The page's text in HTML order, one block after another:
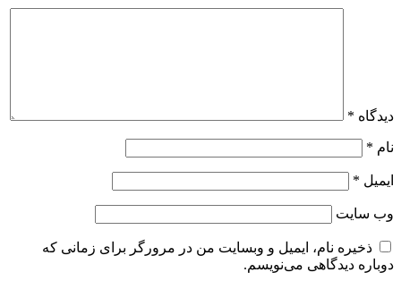
دیدگاه *
نام *
ایمیل *
وب‌ سایت
ذخیره نام، ایمیل و وبسایت من در مرورگر برای زمانی که
دوباره دیدگاهی می‌نویسم.